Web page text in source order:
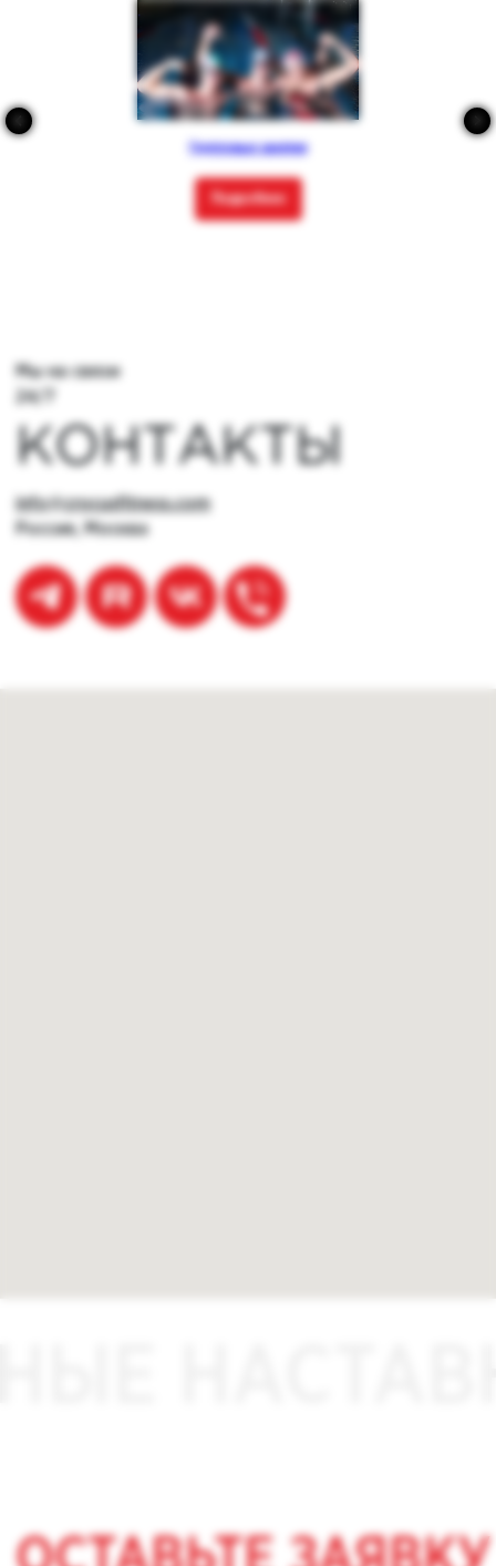
Групповые занятия
Подробнее